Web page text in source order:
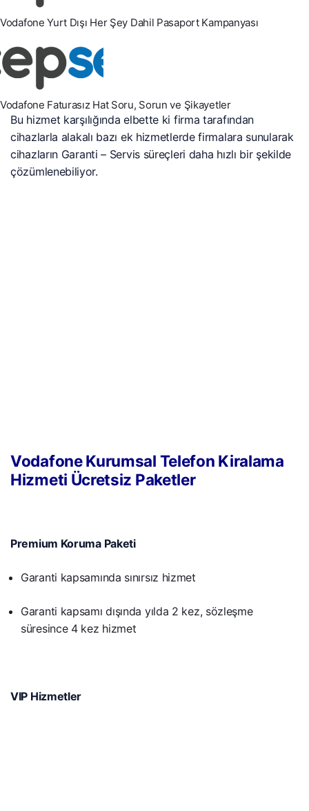
Vodafone Yurt Dışı Her Şey Dahil Pasaport Kampanyası
Vodafone Faturasız Hat Soru, Sorun ve Şikayetler
Bu hizmet karşılığında elbette ki firma tarafından
cihazlarla alakalı bazı ek hizmetlerde firmalara sunularak
cihazların Garanti – Servis süreçleri daha hızlı bir şekilde
çözümlenebiliyor.
Vodafone Kurumsal Telefon Kiralama
Hizmeti Ücretsiz Paketler
Premium Koruma Paketi
Garanti kapsamında sınırsız hizmet
Garanti kapsamı dışında yılda 2 kez, sözleşme
süresince 4 kez hizmet
VIP Hizmetler